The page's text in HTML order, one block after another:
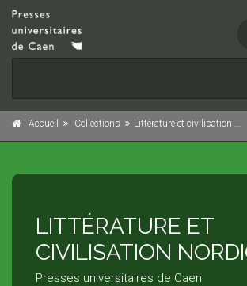
Accueil Collections Littérature et civilisation nordiques
LITTÉRATURE ET
CIVILISATION
Presses universitaires de Caen